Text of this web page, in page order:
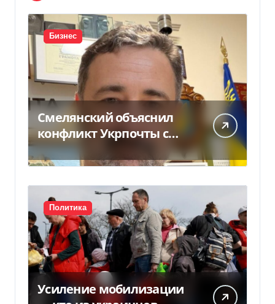
Бизнес
Смелянский объяснил
конфликт Укрпочты с
НБУ из-за платежек
Политика
Усиление мобилизации